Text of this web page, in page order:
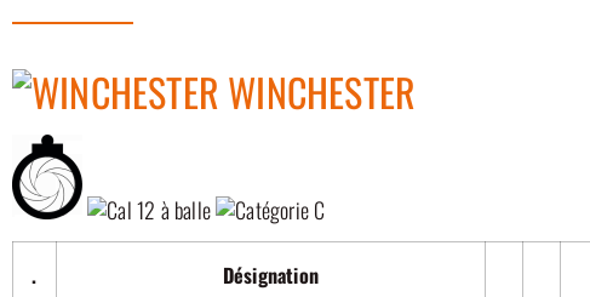
WINCHESTER
. Désignation